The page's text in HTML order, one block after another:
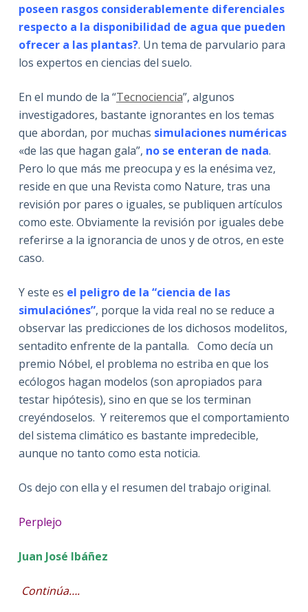
poseen rasgos considerablemente diferenciales
respecto a la disponibilidad de agua que pueden
ofrecer a las plantas?. Un tema de parvulario para
los expertos en ciencias del suelo.
En el mundo de la “Tecnociencia”, algunos
investigadores, bastante ignorantes en los temas
que abordan, por muchas simulaciones numéricas
«de las que hagan gala”, no se enteran de nada.
Pero lo que más me preocupa y es la enésima vez,
reside en que una Revista como Nature, tras una
revisión por pares o iguales, se publiquen artículos
como este. Obviamente la revisión por iguales debe
referirse a la ignorancia de unos y de otros, en este
caso.
Y este es el peligro de la “ciencia de las
simulaciónes”, porque la vida real no se reduce a
observar las predicciones de los dichosos modelitos,
sentadito enfrente de la pantalla. Como decía un
premio Nóbel, el problema no estriba en que los
ecólogos hagan modelos (son apropiados para
testar hipótesis), sino en que se los terminan
creyéndoselos. Y reiteremos que el comportamiento
del sistema climático es bastante impredecible,
aunque no tanto como esta noticia.
Os dejo con ella y el resumen del trabajo original.
Perplejo
Juan José Ibáñez
Continúa….